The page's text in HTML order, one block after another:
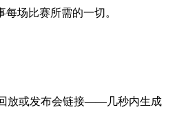
场比赛所需的一切。
放或发布会链接——几秒内生成